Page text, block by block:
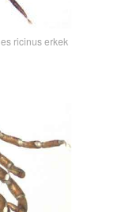
ricinus erkek